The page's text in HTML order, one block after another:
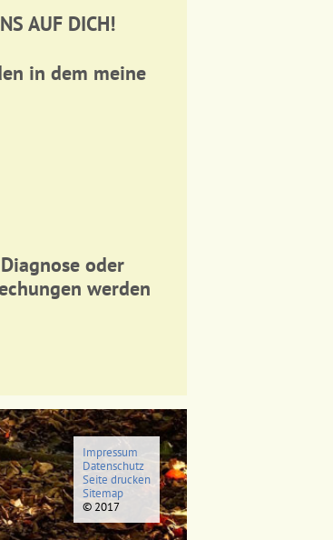
AUF DICH!
in dem meine
oder
werden
Impressum
Datenschutz
Seite drucken
Sitemap
© 2017